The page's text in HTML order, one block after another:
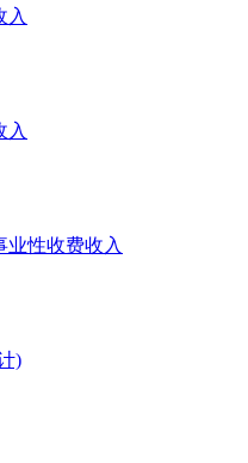
入
入
业性收费收入
)